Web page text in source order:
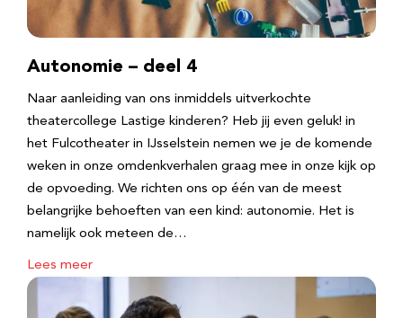
Autonomie – deel 4
Naar aanleiding van ons inmiddels uitverkochte
theatercollege Lastige kinderen? Heb jij even geluk! in
het Fulcotheater in IJsselstein nemen we je de komende
weken in onze omdenkverhalen graag mee in onze kijk op
de opvoeding. We richten ons op één van de meest
belangrijke behoeften van een kind: autonomie. Het is
namelijk ook meteen de…
Lees meer